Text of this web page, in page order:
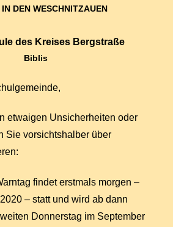
DEN WESCHNITZAUEN
des Kreises Bergstraße
Biblis
etwaigen Unsicherheiten oder
Sie vorsichtshalber über
findet erstmals morgen –
– statt und wird ab dann
Donnerstag im September